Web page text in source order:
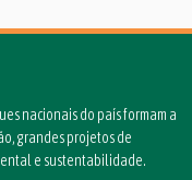
nacionais do país formam a
grandes projetos de
e sustentabilidade.